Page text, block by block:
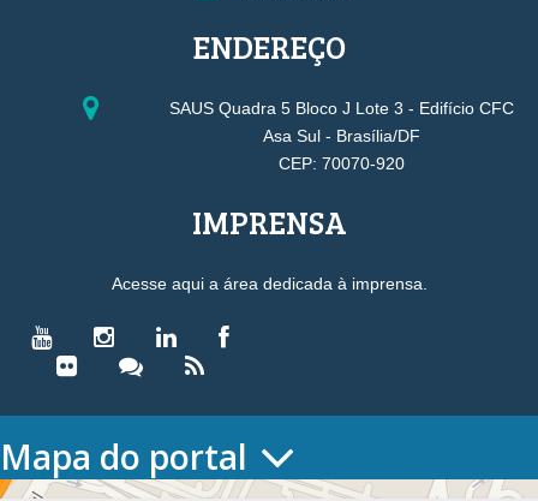
ENDEREÇO
SAUS Quadra 5 Bloco J Lote 3 - Edifício CFC
Asa Sul - Brasília/DF
CEP: 70070-920
IMPRENSA
Acesse aqui a área dedicada à imprensa.
Mapa do portal
HOME